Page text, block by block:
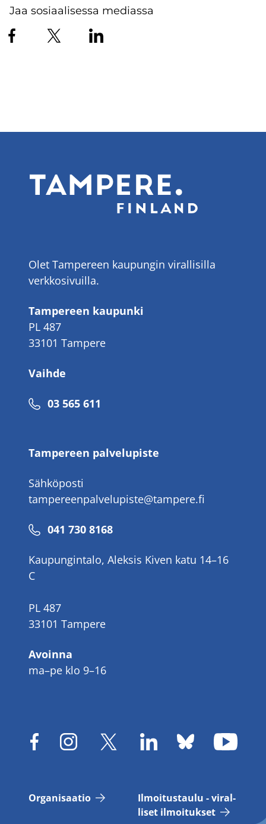
Jaa sosiaalisessa mediassa
Olet Tampereen kaupungin virallisilla
verkkosivuilla.
Tampereen kaupunki
PL 487
33101 Tampere
Vaihde
Puhelinnumero
03 565 611
Tampereen palvelupiste
Sähköposti
tampereenpalvelupiste@tampere.fi
Puhelinnumero
041 730 8168
Kaupungintalo, Aleksis Kiven katu 14–16
C
PL 487
33101 Tampere
Avoinna
ma–pe klo 9–16
Or­ga­ni­saa­tio
Il­moi­tus­tau­lu - vi­ral­
li­set il­moi­tuk­set